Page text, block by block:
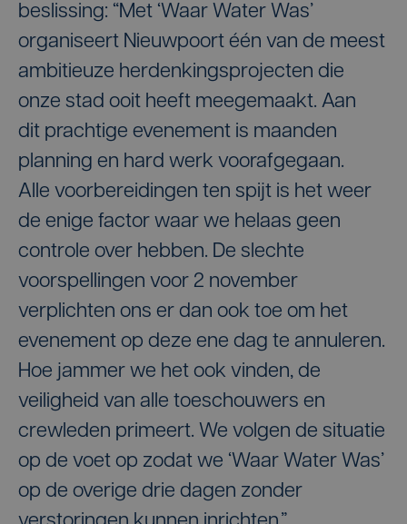
beslissing: “Met ‘Waar Water Was’
organiseert Nieuwpoort één van de meest
ambitieuze herdenkingsprojecten die
onze stad ooit heeft meegemaakt. Aan
dit prachtige evenement is maanden
planning en hard werk voorafgegaan.
Alle voorbereidingen ten spijt is het weer
de enige factor waar we helaas geen
controle over hebben. De slechte
voorspellingen voor 2 november
verplichten ons er dan ook toe om het
evenement op deze ene dag te annuleren.
Hoe jammer we het ook vinden, de
veiligheid van alle toeschouwers en
crewleden primeert. We volgen de situatie
op de voet op zodat we ‘Waar Water Was’
op de overige drie dagen zonder